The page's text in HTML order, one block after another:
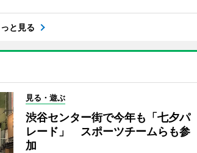
と見る
見る・遊ぶ
渋谷センター街で今年も「七夕パ
レード」 スポーツチームらも参
加